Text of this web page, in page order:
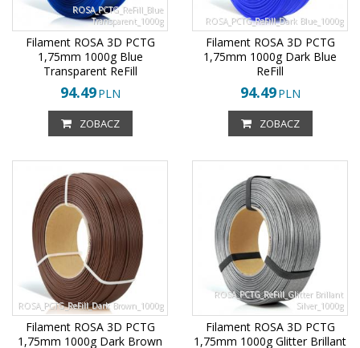
ROSA_PCTG_ReFill_Blue
Transparent_1000g
Filament ROSA 3D PCTG
1,75mm 1000g Blue
Transparent ReFill
94.49PLN
ZOBACZ
ROSA_PCTG_ReFill_Dark Blue_1000g
Filament ROSA 3D PCTG
1,75mm 1000g Dark Blue
ReFill
94.49PLN
ZOBACZ
ROSA_PCTG_ReFill_Dark Brown_1000g
Filament ROSA 3D PCTG
1,75mm 1000g Dark Brown
ROSA_PCTG_ReFill_Glitter Brillant
Silver_1000g
Filament ROSA 3D PCTG
1,75mm 1000g Glitter Brillant